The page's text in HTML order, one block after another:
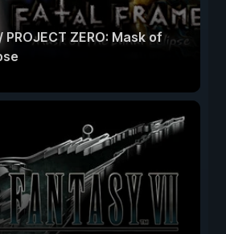
PROJECT ZERO: Mask of